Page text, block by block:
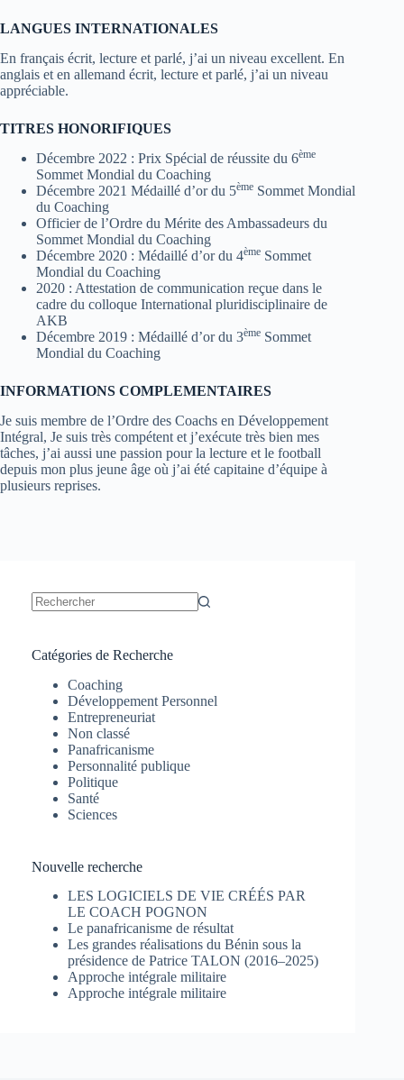
LANGUES INTERNATIONALES
En français écrit, lecture et parlé, j’ai un niveau excellent. En
anglais et en allemand écrit, lecture et parlé, j’ai un niveau
appréciable.
TITRES HONORIFIQUES
Décembre 2022 : Prix Spécial de réussite du 6ème
Sommet Mondial du Coaching
Décembre 2021 Médaillé d’or du 5ème Sommet Mondial
du Coaching
Officier de l’Ordre du Mérite des Ambassadeurs du
Sommet Mondial du Coaching
Décembre 2020 : Médaillé d’or du 4ème Sommet
Mondial du Coaching
2020 : Attestation de communication reçue dans le
cadre du colloque International pluridisciplinaire de
AKB
Décembre 2019 : Médaillé d’or du 3ème Sommet
Mondial du Coaching
INFORMATIONS COMPLEMENTAIRES
Je suis membre de l’Ordre des Coachs en Développement
Intégral, Je suis très compétent et j’exécute très bien mes
tâches, j’ai aussi une passion pour la lecture et le football
depuis mon plus jeune âge où j’ai été capitaine d’équipe à
plusieurs reprises.
Catégories de Recherche
Coaching
Développement Personnel
Entrepreneuriat
Non classé
Panafricanisme
Personnalité publique
Politique
Santé
Sciences
Nouvelle recherche
LES LOGICIELS DE VIE CRÉÉS PAR
LE COACH POGNON
Le panafricanisme de résultat
Les grandes réalisations du Bénin sous la
présidence de Patrice TALON (2016–2025)
Approche intégrale militaire
Approche intégrale militaire